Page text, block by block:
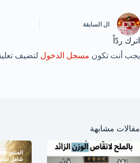
ال السابقة
اترك ردّاً
يجب أنت تكون مسجل الدخول لتضيف
مقالات مشابهة